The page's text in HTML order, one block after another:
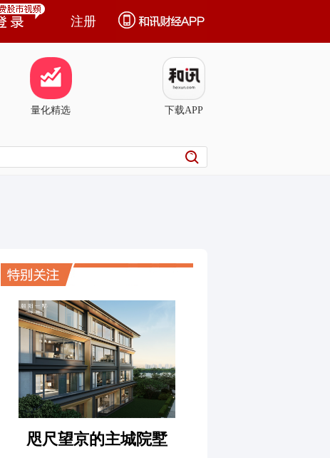
注册
量化精选 下载APP